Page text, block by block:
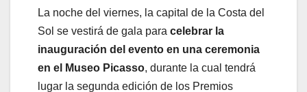
La noche del viernes, la capital de la Costa del
Sol se vestirá de gala para celebrar la
inauguración del evento en una ceremonia
en el Museo Picasso, durante la cual tendrá
lugar la segunda edición de los Premios